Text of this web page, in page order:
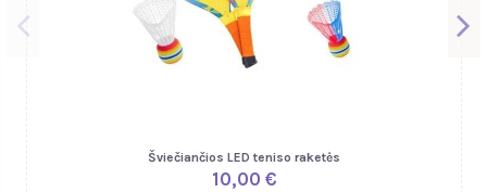
Šviečiančios LED teniso raketės
10,00 €